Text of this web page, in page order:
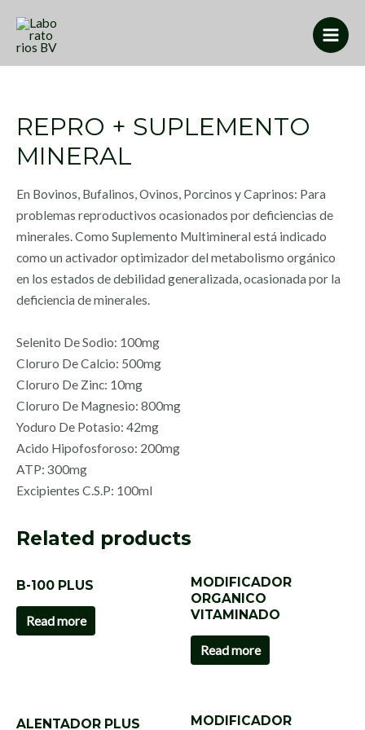
REPRO + SUPLEMENTO
MINERAL
En Bovinos, Bufalinos, Ovinos, Porcinos y Caprinos: Para
problemas reproductivos ocasionados por deficiencias de
minerales. Como Suplemento Multimineral está indicado
como un activador optimizador del metabolismo orgánico
en los estados de debilidad generalizada, ocasionada por la
deficiencia de minerales.
Selenito De Sodio: 100mg
Cloruro De Calcio: 500mg
Cloruro De Zinc: 10mg
Cloruro De Magnesio: 800mg
Yoduro De Potasio: 42mg
Acido Hipofosforoso: 200mg
ATP: 300mg
Excipientes C.S.P: 100ml
Related products
B-100 PLUS
Read more
MODIFICADOR
ORGANICO
VITAMINADO
Read more
ALENTADOR PLUS
MODIFICADOR